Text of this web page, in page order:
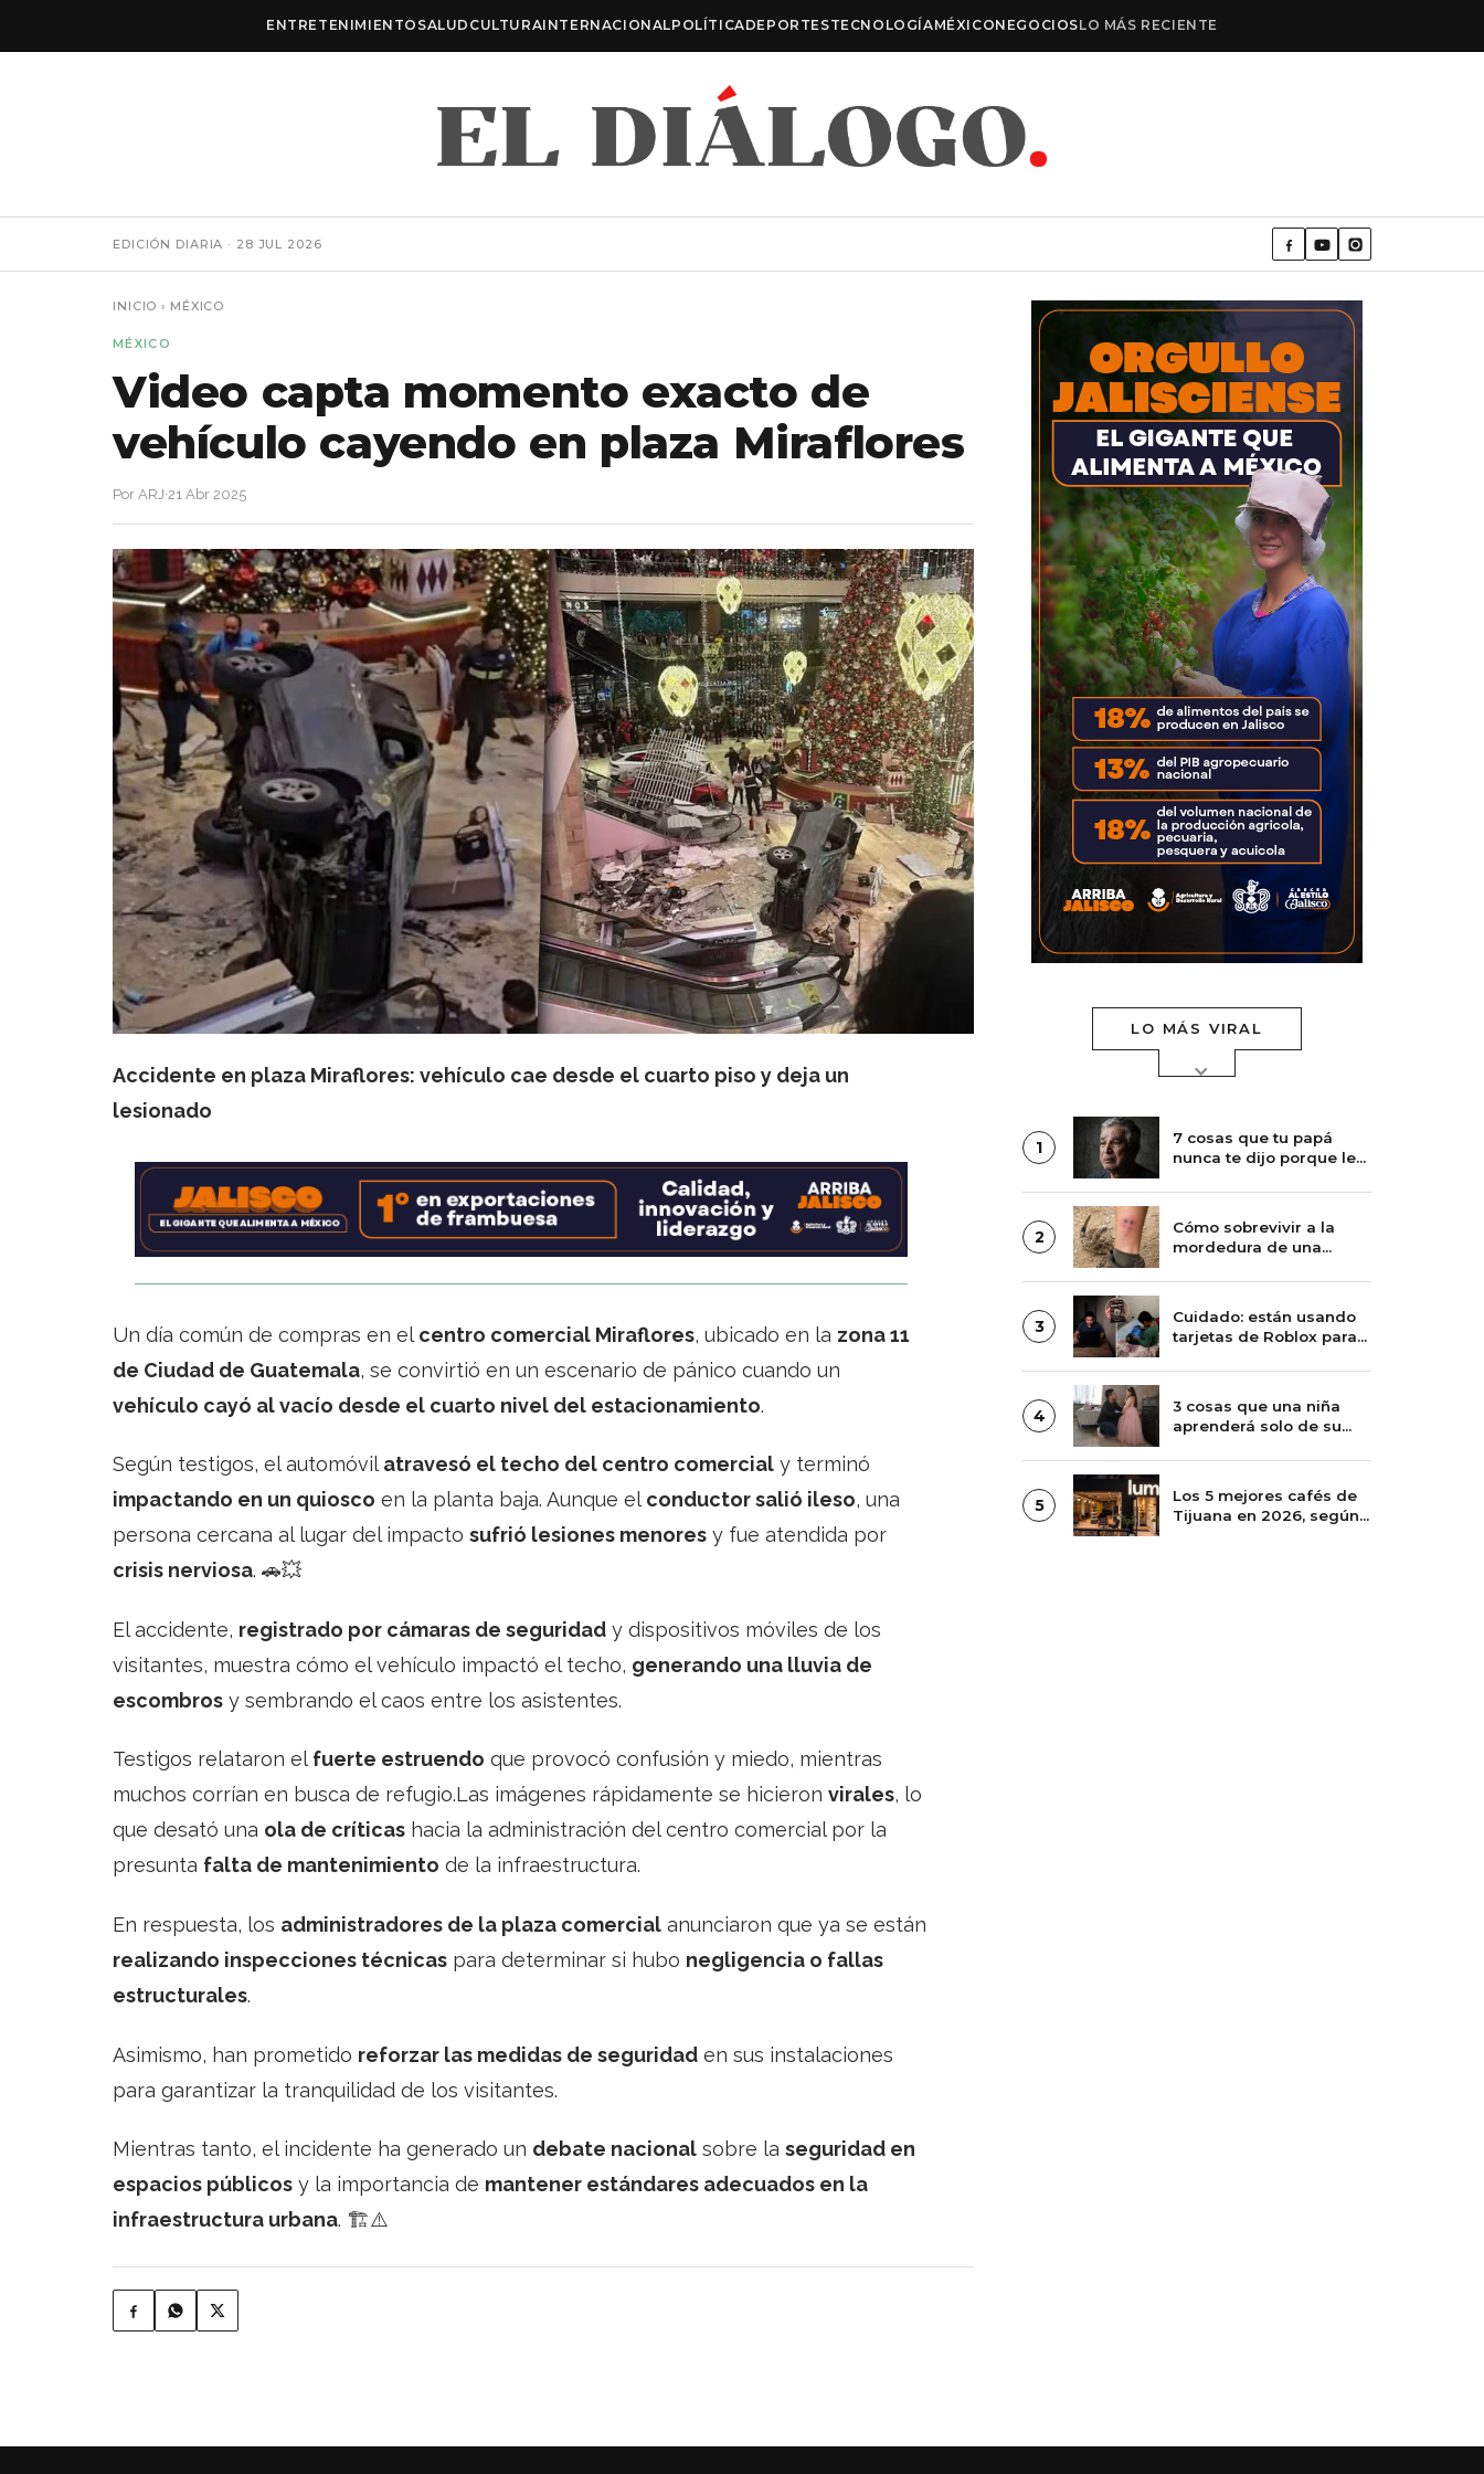
ENTRETENIMIENTO SALUD CULTURAINTERNACIONALPOLÍTICADEPORTESTECNOLOGÍAMÉXICONEGOCIOSLO MÁS RECIENTE
EDICIÓN DIARIA · 28 JUL 2026
INICIO › MÉXICO
MÉXICO
Video capta momento exacto de
vehículo cayendo en plaza Miraflores
Por ARJ·21 Abr 2025
Accidente en plaza Miraflores: vehículo cae desde el cuarto piso y deja un
lesionado
Un día común de compras en el centro comercial Miraflores, ubicado en la zona 11
de Ciudad de Guatemala, se convirtió en un escenario de pánico cuando un
vehículo cayó al vacío desde el cuarto nivel del estacionamiento.
Según testigos, el automóvilatravesó el techo del centro comercial y terminó
impactando en un quiosco en la planta baja. Aunque elconductor salió ileso, una
persona cercana al lugar del impacto sufrió lesiones menores y fue atendida por
crisis nerviosa. 🚗💥
El accidente, registrado por cámaras de seguridad y dispositivos móviles de los
visitantes, muestra cómo el vehículo impactó el techo, generando una lluvia de
escombros y sembrando el caos entre los asistentes.
Testigos relataron elfuerte estruendo que provocó confusión y miedo, mientras
muchos corrían en busca de refugio.Las imágenes rápidamente se hicieron virales, lo
que desató una ola de críticas hacia la administración del centro comercial por la
presunta falta de mantenimiento de la infraestructura.
En respuesta, los administradores de la plaza comercial anunciaron que ya se están
realizando inspecciones técnicas para determinar si hubo negligencia o fallas
estructurales.
Asimismo, han prometido reforzar las medidas de seguridad en sus instalaciones
para garantizar la tranquilidad de los visitantes.
Mientras tanto, el incidente ha generado un debate nacional sobre la seguridad en
espacios públicos y la importancia de mantener estándares adecuados en la
infraestructura urbana. 🏗️⚠️
LO MÁS VIRAL
1
7 cosas que tu papá
nunca te dijo porque le
2
Cómo sobrevivir a la
mordedura de una
3
Cuidado: están usando
tarjetas de Roblox para
4
3 cosas que una niña
aprenderá solo de su
5
Los 5 mejores cafés de
Tijuana en 2026, según